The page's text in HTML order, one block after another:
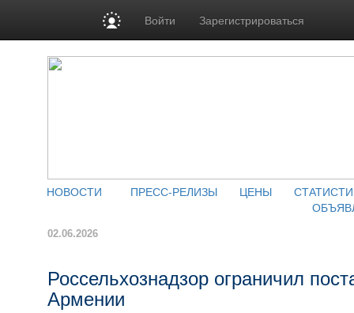
Войти Зарегистрироваться
НОВОСТИ ПРЕСС-РЕЛИЗЫ ЦЕНЫ
02.06.2026
Россельхознадзор ограничил
Армении